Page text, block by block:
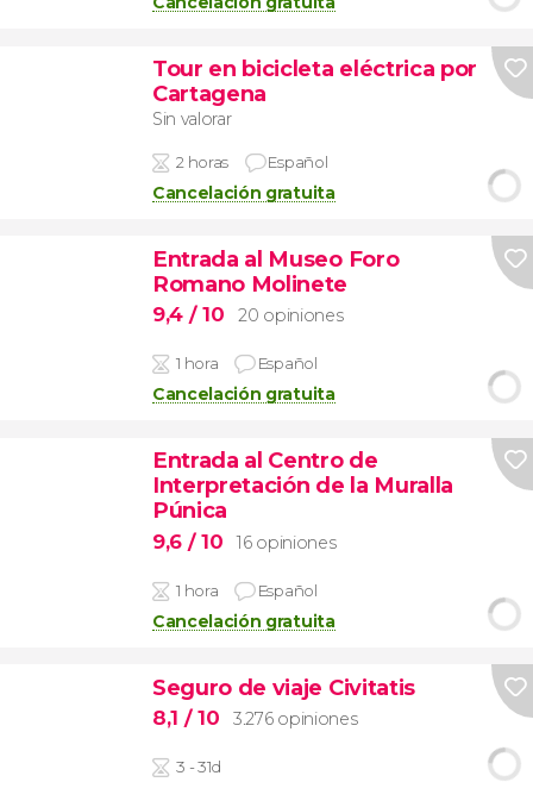
Tour en bicicleta eléctrica por
Cartagena
Sin valorar
2 horas Español
Cancelación gratuita
Entrada al Museo Foro
Romano Molinete
9,4 / 10 20 opiniones
1 hora Español
Cancelación gratuita
Entrada al Centro de
Interpretación de la Muralla
Púnica
9,6 / 10 16 opiniones
1 hora Español
Cancelación gratuita
Seguro de viaje Civitatis
8,1 / 10 3.276 opiniones
3 - 31d